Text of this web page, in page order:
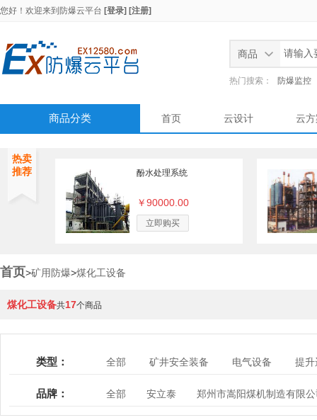
您好！欢迎来到 防爆云平台 [登录] [注册]
商品
热门搜索： 防爆监控
商品分类 首页 云设计 云
热卖
推荐
酚水处理系统
￥90000.00
立即购买
首页>矿用防爆>煤化工设备
煤化工设备共17个商品
类型： 全部 矿井安全装备 电气设备 提升
品牌： 全部 安立泰 郑州市嵩阳煤机制造有限